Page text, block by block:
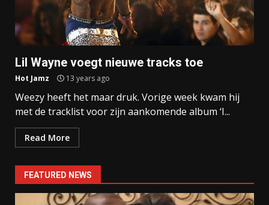
Lil Wayne voegt nieuwe tracks toe
Hot Jamz 13 years ago
Weezy heeft het maar druk. Vorige week kwam hij
met de tracklist voor zijn aankomende album ‘I...
Read More
FEATURED NEWS